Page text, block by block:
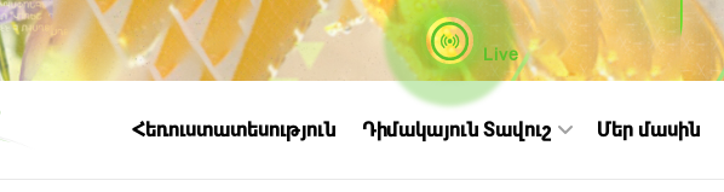
Live
Հեռուստատեսություն Դիմակայուն Տավուշ Մեր մասին